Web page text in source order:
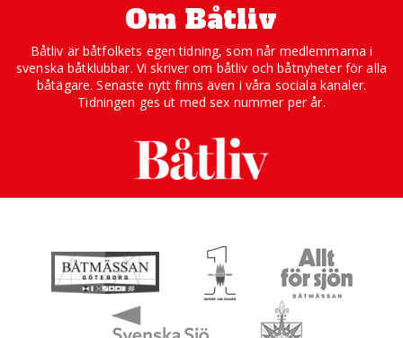
Om Båtliv
Båtliv är båtfolkets egen tidning, som når medlemmarna i
svenska båtklubbar. Vi skriver om båtliv och båtnyheter för alla
båtägare. Senaste nytt finns även i våra sociala kanaler.
Tidningen ges ut med sex nummer per år.